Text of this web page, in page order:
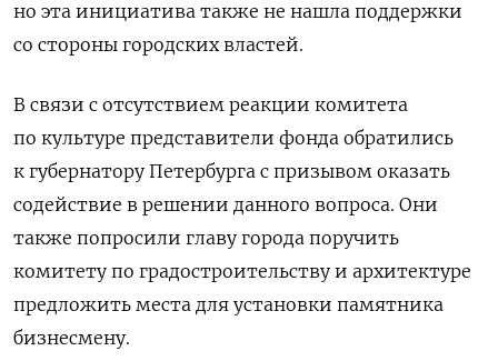
но эта инициатива также не нашла поддержки
со стороны городских властей.
В связи с отсутствием реакции комитета
по культуре представители фонда обратились
к губернатору Петербурга с призывом оказать
содействие в решении данного вопроса. Они
также попросили главу города поручить
комитету по градостроительству и архитектуре
предложить места для установки памятника
бизнесмену.